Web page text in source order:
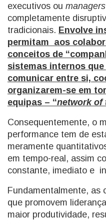
executivos ou managers
completamente
tradicionais. Envolve
permitam aos
conceitos de
sistemas internos
comunicar entre si,
organizarem-se em
equipas – “network of
Consequentemente, o
performance tem de
meramente
em tempo-real, assim
constante, imediato e
Fundamentalmente, as
que promovem
maior produtividade,